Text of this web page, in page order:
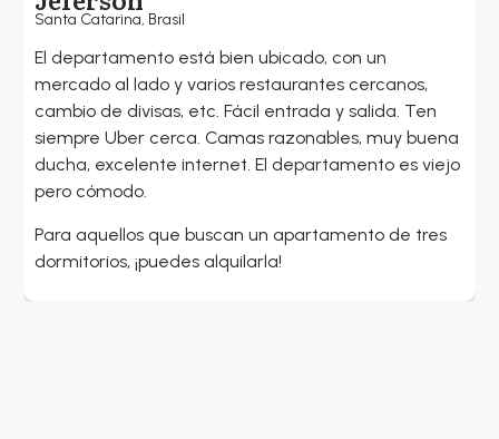
Santa Catarina, Brasil
El departamento está bien ubicado, con un
mercado al lado y varios restaurantes cercanos,
cambio de divisas, etc. Fácil entrada y salida. Ten
siempre Uber cerca. Camas razonables, muy buena
ducha, excelente internet. El departamento es viejo
pero cómodo.
Para aquellos que buscan un apartamento de tres
dormitorios, ¡puedes alquilarla!